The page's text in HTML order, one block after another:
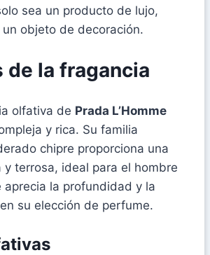
sea un producto de lujo,
objeto de decoración.
de la fragancia
olfativa de Prada L’Homme
y rica. Su familia
chipre proporciona una
y terrosa, ideal para el hombre
aprecia la profundidad y la
su elección de perfume.